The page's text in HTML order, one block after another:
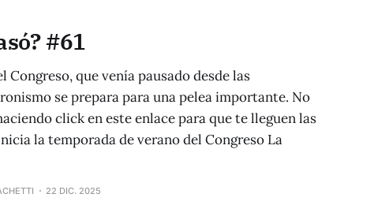
#61
Congreso, que venía pausado desde las
se prepara para una pelea importante. No
click en este enlace para que te lleguen las
la temporada de verano del Congreso La
22 DIC. 2025